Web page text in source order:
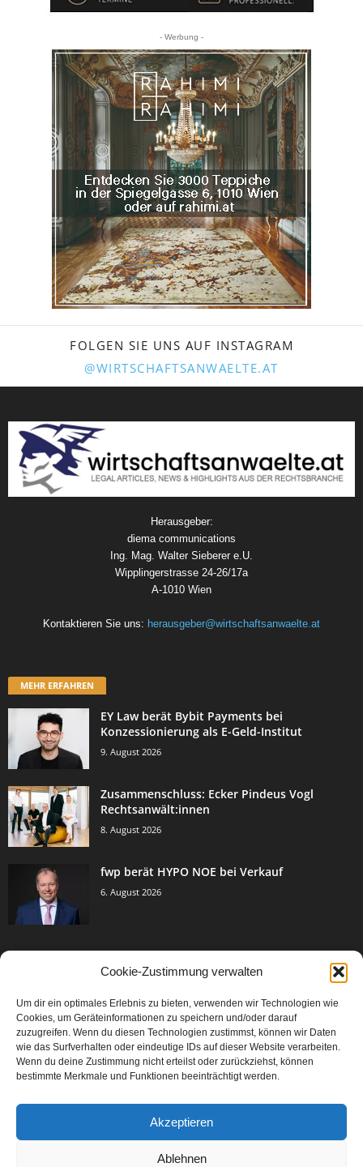
Cookie-Zustimmung verwalten
Um dir ein optimales Erlebnis zu bieten, verwenden wir Technologien wie
Cookies, um Geräteinformationen zu speichern und/oder darauf
zuzugreifen. Wenn du diesen Technologien zustimmst, können wir Daten
wie das Surfverhalten oder eindeutige IDs auf dieser Website verarbeiten.
Wenn du deine Zustimmung nicht erteilst oder zurückziehst, können
bestimmte Merkmale und Funktionen beeinträchtigt werden.
Akzeptieren
Ablehnen
- Werbung -
FOLGEN SIE UNS AUF INSTAGRAM
@WIRTSCHAFTSANWAELTE.AT
Herausgeber:
diema communications
Ing. Mag. Walter Sieberer e.U.
Wipplingerstrasse 24-26/17a
A-1010 Wien
Kontaktieren Sie uns: herausgeber@wirtschaftsanwaelte.at
MEHR ERFAHREN
EY Law berät Bybit Payments bei
Konzessionierung als E-Geld-Institut
9. August 2026
Zusammenschluss: Ecker Pindeus Vogl
Rechtsanwält:innen
8. August 2026
fwp berät HYPO NOE bei Verkauf
6. August 2026
Events & Success 3005
Breaking News 2067
Aktuelles
Featured Article
Karriere 567